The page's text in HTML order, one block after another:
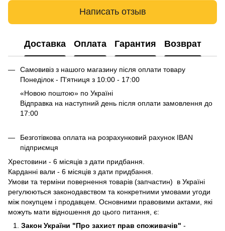
Написать отзыв
Доставка Оплата Гарантия Возврат
Самовивіз з нашого магазину після оплати товару
Понеділок - П'ятниця з 10:00 - 17:00
«Новою поштою» по Україні
Відправка на наступний день після оплати замовлення до
17:00
Безготівкова оплата на розрахунковий рахунок IBAN
підприємця
Хрестовини - 6 місяців з дати придбання.
Карданні вали - 6 місяців з дати придбання.
Умови та терміни повернення товарів (запчастин) в Україні
регулюються законодавством та конкретними умовами угоди
між покупцем і продавцем. Основними правовими актами, які
можуть мати відношення до цього питання, є:
Закон України "Про захист прав споживачів" -